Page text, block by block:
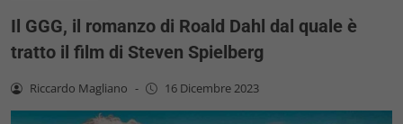
Il GGG, il romanzo di Roald Dahl dal quale è
tratto il film di Steven Spielberg
Riccardo Magliano - 16 Dicembre 2023